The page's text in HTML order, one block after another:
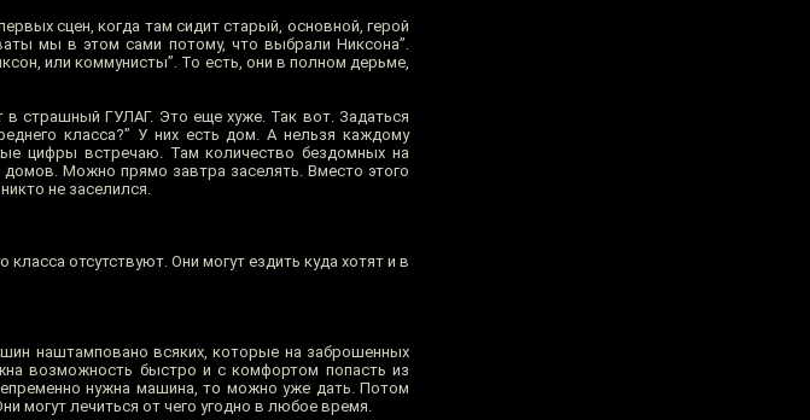
сцен, когда там сидит старый, основной, герой
мы в этом сами потому, что выбрали Никсона”.
или коммунисты”. То есть, они в полном дерьме,
страшный ГУЛАГ. Это еще хуже. Так вот. Задаться
класса?” У них есть дом. А нельзя каждому
цифры встречаю. Там количество бездомных на
Можно прямо завтра заселять. Вместо этого
не заселился.
отсутствуют. Они могут ездить куда хотят и в
наштамповано всяких, которые на заброшенных
возможность быстро и с комфортом попасть из
нужна машина, то можно уже дать. Потом
могут лечиться от чего угодно в любое время.